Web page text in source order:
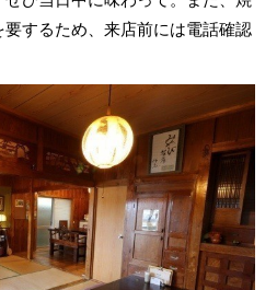
するため、来店前には電話確認